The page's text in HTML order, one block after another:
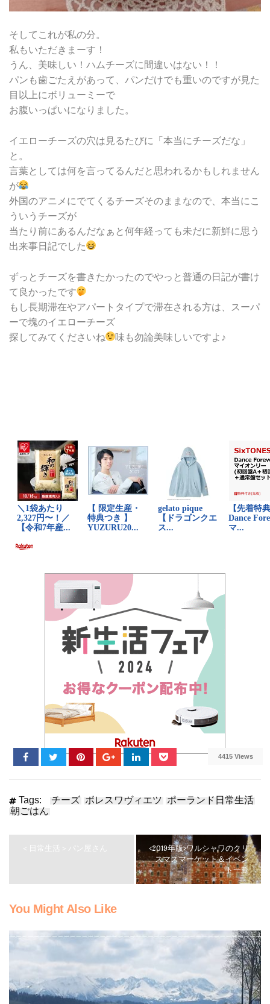
そしてこれが私の分。
私もいただきまーす！
うん、美味しい！ハムチーズに間違いはない！！
パンも歯ごたえがあって、パンだけでも重いのですが見た
目以上にボリューミーで
お腹いっぱいになりました。
イエローチーズの穴は見るたびに「本当にチーズだな」
と。
言葉としては何を言ってるんだと思われるかもしれません
が
外国のアニメにでてくるチーズそのままなので、本当にこ
ういうチーズが
当たり前にあるんだなぁと何年経っても未だに新鮮に思う
出来事日記でした
ずっとチーズを書きたかったのでやっと普通の日記が書け
て良かったです
もし長期滞在やアパートタイプで滞在される方は、スーパ
ーで塊のイエローチーズ
探してみてくださいね
味も勿論美味しいですよ♪
4415 Views
Tags: チーズ ボレスワヴィエツ ポーランド日常生活
朝ごはん
＜日常生活＞パン屋さん
<2019年版>ワルシャワのクリ
スマスマーケット＆イベン
ト一覧
You Might Also Like